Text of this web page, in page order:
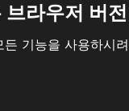
브라우저 버
기능을 사용하시